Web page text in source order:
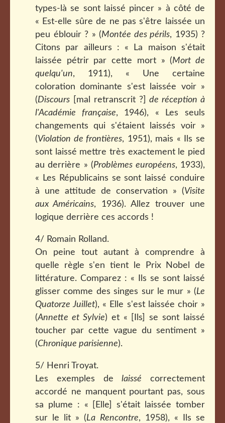
types-là se sont laissé pincer » à côté de
« Est-elle sûre de ne pas s'être laissée un
peu éblouir ? » (Montée des périls, 1935) ?
Citons par ailleurs : « La maison s'était
laissée pétrir par cette mort » (Mort de
quelqu'un, 1911), « Une certaine
coloration dominante s'est laissée voir »
(Discours [mal retranscrit ?]
de réception à
l'Académie française, 1946), « Les seuls
changements qui s'étaient laissés voir »
(Violation de frontières, 1951), mais « Ils se
sont laissé mettre très exactement le pied
au derrière » (Problèmes européens, 1933),
« Les Républicains se sont laissé conduire
à une attitude de conservation » (Visite
aux Américains, 1936). Allez trouver une
logique derrière ces accords !
4/ Romain Rolland.
On peine tout autant à comprendre à
quelle règle s'en tient le Prix Nobel de
littérature. Comparez : « Ils se sont laissé
glisser comme des singes sur le mur » (Le
Quatorze Juillet), « Elle s'est laissée choir »
(Annette et Sylvie) et « [Ils] se sont laissé
toucher par cette vague du sentiment »
(Chronique parisienne).
5/ Henri Troyat.
Les exemples delaissé correctement
accordé ne manquent pourtant pas, sous
sa plume : « [Elle] s'était laissée tomber
sur le lit » (La Rencontre, 1958), « Ils se